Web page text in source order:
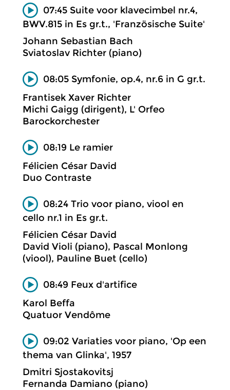
07:45 Suite voor klavecimbel nr.4,
BWV.815 in Es gr.t., 'Französische Suite'
Johann Sebastian Bach
Sviatoslav Richter (piano)
08:05 Symfonie, op.4, nr.6 in G gr.t.
Frantisek Xaver Richter
Michi Gaigg (dirigent), L' Orfeo
Barockorchester
08:19 Le ramier
Félicien César David
Duo Contraste
08:24 Trio voor piano, viool en
cello nr.1 in Es gr.t.
Félicien César David
David Violi (piano), Pascal Monlong
(viool), Pauline Buet (cello)
08:49 Feux d'artifice
Karol Beffa
Quatuor Vendôme
09:02 Variaties voor piano, 'Op een
thema van Glinka', 1957
Dmitri Sjostakovitsj
Fernanda Damiano (piano)